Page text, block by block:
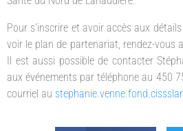
Pour s’inscrire et avoir accès aux
voir le plan de partenariat, rendez-vous
Il est aussi possible de contacter
aux événements par téléphone au 450
courriel au